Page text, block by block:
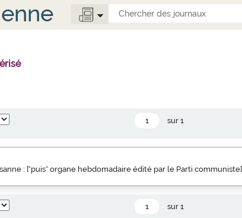
sur 1
: ["puis" organe hebdomadaire édité par le Parti communiste]
sur 1